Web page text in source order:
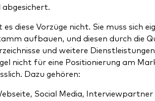
diese Vorzüge nicht. Sie muss sich
aufbauen, und diesen durch die
und weitere
nicht für eine Positionierung am
Dazu gehören:
Social Media,